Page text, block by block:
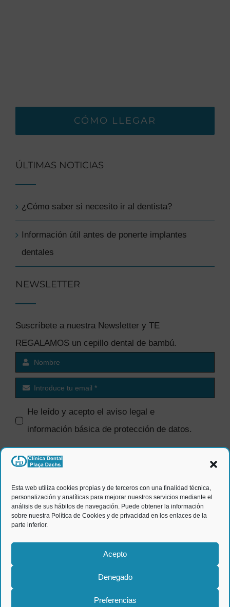
Esta web utiliza cookies propias y de terceros con una finalidad técnica,
personalización y analíticas para mejorar nuestros servicios mediante el
análisis de sus hábitos de navegación. Puede obtener la información
sobre nuestra Política de Cookies y de privacidad en los enlaces de la
parte inferior.
Acepto
Denegado
Preferencias
CÓMO LLEGAR
ÚLTIMAS NOTICIAS
¿Cómo saber si necesito ir al dentista?
Información útil antes de ponerte implantes
dentales
NEWSLETTER
Suscríbete a nuestra Newsletter y TE
REGALAMOS un cepillo dental de bambú.
He leído y acepto el aviso legal e
información básica de protección de datos.
comerciales.
ENVIAR
© Clínica dental Plaça Dachs 2026 |